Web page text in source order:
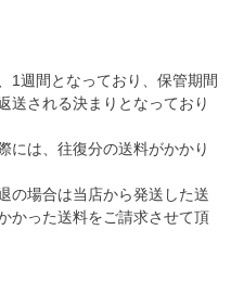
1週間となっており、保管期間
送される決まりとなっており
には、往復分の送料がかかり
の場合は当店から発送した送
かった送料をご請求させて頂